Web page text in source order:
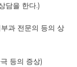
담을 한다.)
과 전문의 등의 상
등의 증상)